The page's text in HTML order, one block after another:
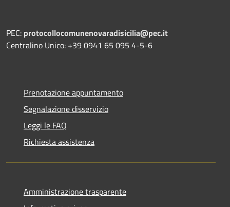
PEC: protocollocomunenovaradisicilia@pec.it
Centralino Unico: +39 0941 65 095 4-5-6
Prenotazione appuntamento
Segnalazione disservizio
Leggi le FAQ
Richiesta assistenza
Amministrazione trasparente